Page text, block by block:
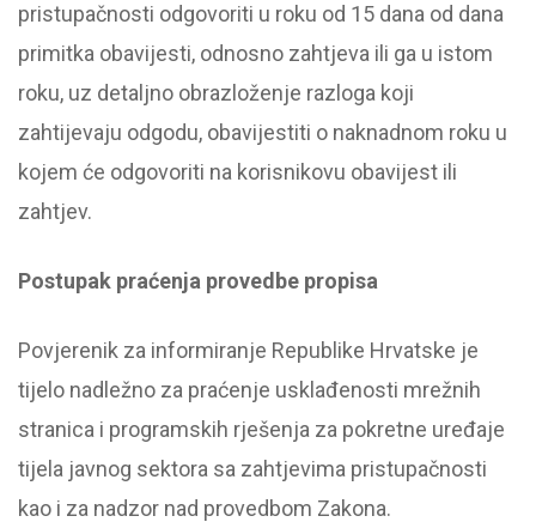
pristupačnosti odgovoriti u roku od 15 dana od dana
primitka obavijesti, odnosno zahtjeva ili ga u istom
roku, uz detaljno obrazloženje razloga koji
zahtijevaju odgodu, obavijestiti o naknadnom roku u
kojem će odgovoriti na korisnikovu obavijest ili
zahtjev.
Postupak praćenja provedbe propisa
Povjerenik za informiranje Republike Hrvatske je
tijelo nadležno za praćenje usklađenosti mrežnih
stranica i programskih rješenja za pokretne uređaje
tijela javnog sektora sa zahtjevima pristupačnosti
kao i za nadzor nad provedbom Zakona.